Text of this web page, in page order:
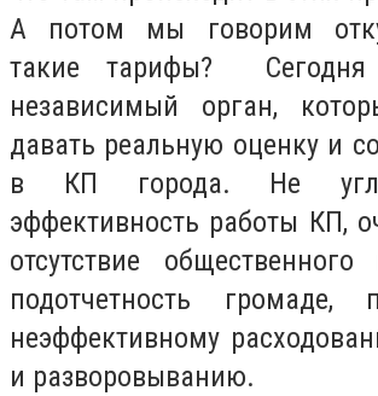
А потом мы говорим
такие тарифы? Сегодня
независимый орган,
давать реальную оценку и
в КП города. Не
эффективность работы КП,
отсутствие
подотчетность громаде,
неэффективному
и разворовыванию.